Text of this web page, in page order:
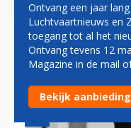
PIETER
ER ONDER
Ontvang een jaar
Luchtvaartnieuws en
toegang tot al het
Ontvang tevens 12
Magazine in de mail
Bekijk aanbieding